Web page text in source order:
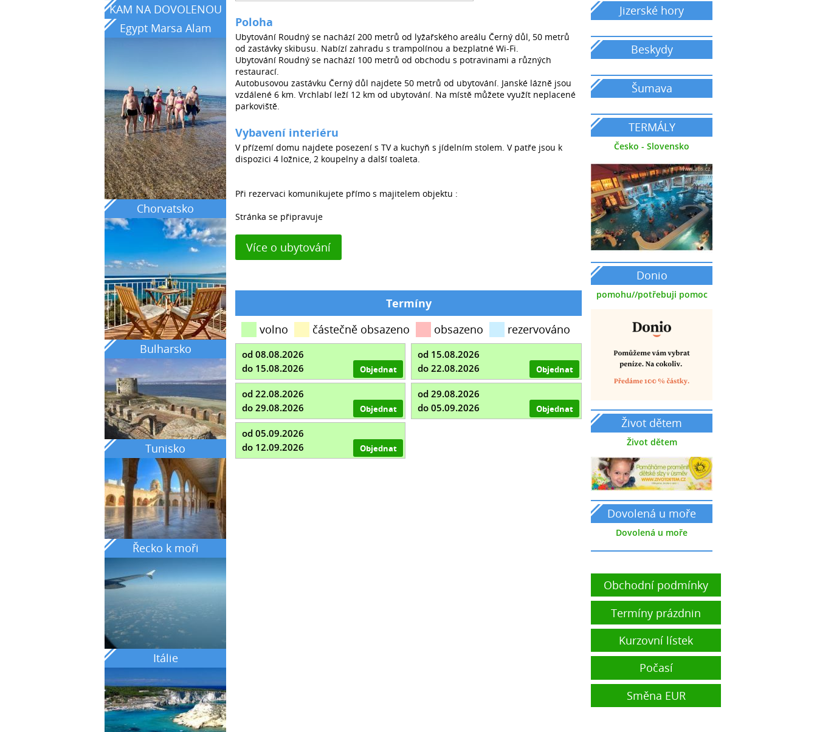
KAM NA DOVOLENOU
Egypt Marsa Alam
Chorvatsko
Bulharsko
Tunisko
Řecko k moři
Itálie
Poloha
Ubytování Roudný se nachází 200 metrů od lyžařského areálu Černý důl, 50 metrů
od zastávky skibusu. Nabízí zahradu s trampolínou a bezplatné Wi-Fi.
Ubytování Roudný se nachází 100 metrů od obchodu s potravinami a různých
restaurací.
Autobusovou zastávku Černý důl najdete 50 metrů od ubytování. Janské lázně jsou
vzdálené 6 km. Vrchlabí leží 12 km od ubytování. Na místě můžete využít neplacené
parkoviště.
Vybavení interiéru
V přízemí domu najdete posezení s TV a kuchyň s jídelním stolem. V patře jsou k
dispozici 4 ložnice, 2 koupelny a další toaleta.
Při rezervaci komunikujete přímo s majitelem objektu :
Stránka se připravuje
Více o ubytování
Termíny
volno
částečně obsazeno obsazeno rezervováno
od 08.08.2026
do 15.08.2026
Objednat
od 15.08.2026
do 22.08.2026
Objednat
od 22.08.2026
do 29.08.2026
Objednat
od 29.08.2026
do 05.09.2026
Objednat
od 05.09.2026
do 12.09.2026
Objednat
Jizerské hory
Beskydy
Šumava
TERMÁLY
Česko - Slovensko
Donio
pomohu//potřebuji pomoc
Život dětem
Život dětem
Dovolená u moře
Dovolená u moře
Obchodní podmínky
Termíny prázdnin
Kurzovní lístek
Počasí
Směna EUR